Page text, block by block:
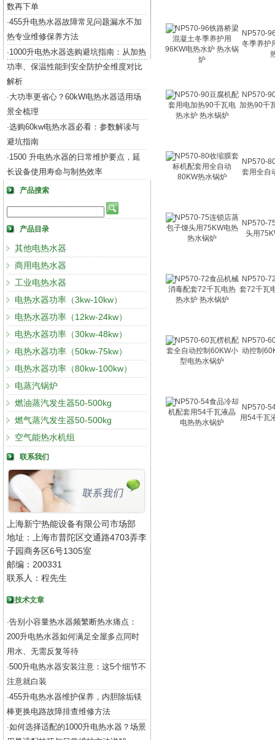
数再下单
·455升电热水器故障常见问题漏水不加
热专业维修保养方法
·1000升电热水器选购避坑指南：从加热
功率、保温性能到安全防护全维度对比
解析
·大功率更省心？60kW电热水器适用场
景全梳理
·选购60kw电热水器必看：参数解读与
避坑指南
·1500 升电热水器的日常维护要点，延
长设备使用寿命与制热效率
产品搜索
产品目录
其他电热水器
商用电热水器
工业电热水器
电热水器功率（3kw-10kw）
电热水器功率（12kw-24kw）
电热水器功率（30kw-48kw）
电热水器功率（50kw-75kw）
电热水器功率（80kw-100kw）
电蒸汽锅炉
燃油蒸汽发生器50-500kg
燃气蒸汽发生器50-500kg
空气能热水机组
联系我们
上海新宁热能设备有限公司市场部
地址：上海市普陀区交通路4703弄李
子园商务区6号1305室
邮编：200331
联系人：程先生
技术文章
·告别小容量热水器频繁断热水痛点：
200升电热水器如何满足全屋多点同时
用水、无需反复等待
·500升电热水器安装注意：这5个细节不
注意就白装
·455升电热水器维护保养，内胆除垢镁
棒更换电路故障排查维修方法
·如何选择适配的1000升电热水器？场景
NP570-
冬季养护
NP570-
加热90千
NP570-
套用全自
NP570-
头用
NP570-
套72千瓦
NP570-
动控制
NP570-
用54千瓦